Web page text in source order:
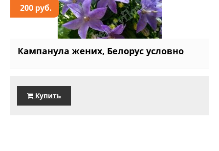
200 руб.
Кампанула жених, Белорус условно
Купить